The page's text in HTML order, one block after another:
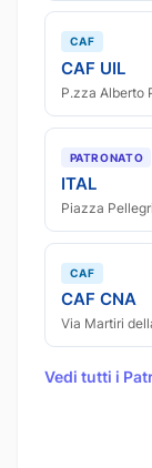
CAF
CAF UIL
P.zza Alberto
PATRONATO
ITAL
Piazza
CAF
CAF CNA
Via Martiri
Vedi tutti i